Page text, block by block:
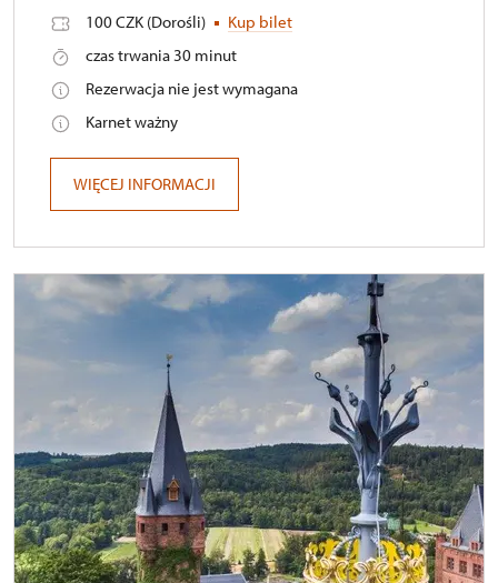
100 CZK (Dorośli)
Kup bilet
czas trwania 30 minut
Rezerwacja nie jest wymagana
Karnet ważny
WIĘCEJ INFORMACJI